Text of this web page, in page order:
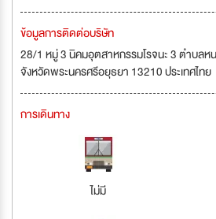
ข้อมูลการติดต่อบริษัท
28/1 หมู่ 3 นิคมอุตสาหกรรมโรจนะ 3 ตำบลห
จังหวัดพระนครศรีอยุธยา 13210 ประเทศไทย
การเดินทาง
ไม่มี